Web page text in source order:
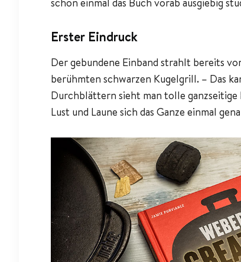
Erster Eindruck
Der gebundene Einband strahlt bereits
berühmten schwarzen Kugelgrill. – Das
Durchblättern sieht man tolle
Lust und Laune sich das Ganze einmal